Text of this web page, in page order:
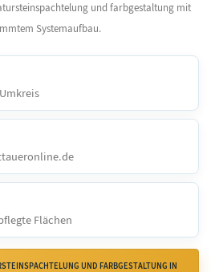
und farbgestaltung mit
Systemaufbau.
Flächen
UND FARBGESTALTUNG IN